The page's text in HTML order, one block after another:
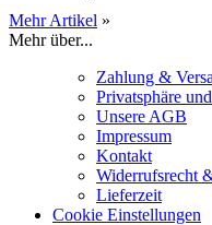
Mehr Artikel »
Mehr über...
Zahlung &
Privatsphäre
Unsere AGB
Impressum
Kontakt
Widerrufsrecht
Lieferzeit
Cookie Einstellungen